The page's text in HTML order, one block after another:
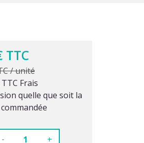
TTC
/ unité
Frais
quelle que soit la
- +